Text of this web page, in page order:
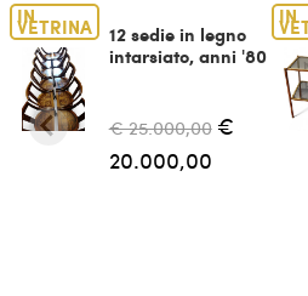
IN
VETRINA
12 sedie in legno
intarsiato, anni '80
€ 25.000,00 €
20.000,00
IN